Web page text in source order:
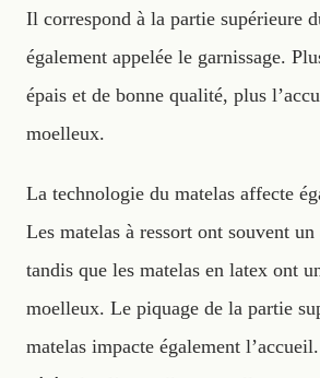
Il correspond à la partie supérieure
également appelée le garnissage.
épais et de bonne qualité, plus
moelleux.
La technologie du matelas affecte
Les matelas à ressort ont souvent
tandis que les matelas en latex ont
moelleux. Le piquage de la partie
matelas impacte également